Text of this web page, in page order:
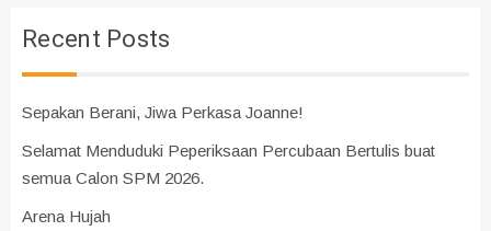
Recent Posts
Sepakan Berani, Jiwa Perkasa Joanne!
Selamat Menduduki Peperiksaan Percubaan Bertulis buat
semua Calon SPM 2026.
Arena Hujah